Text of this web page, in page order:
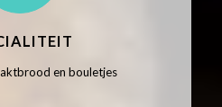
en bouletjes